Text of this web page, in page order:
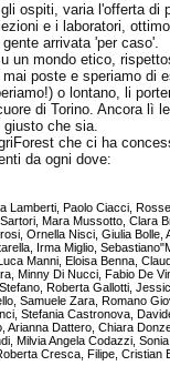
ospiti, varia l'offerta di
e i laboratori,
arrivata 'per caso'.
un mondo etico,
poste e speriamo di
o lontano, li
di Torino. Ancora lì
giusto che sia.
che ci ha
da ogni dove:
Lamberti, Paolo Ciacci,
Mara Mussotto, Clara
Ornella Nisci, Giulia Bolle,
Irma Miglio,
Manni, Eloisa Benna,
Minny Di Nucci, Fabio De
Roberta Gallotti,
Samuele Zara, Romano
Stefania Castronova,
Dattero, Chiara
Milvia Angela Codazzi,
Cresca, Filipe, Cristian